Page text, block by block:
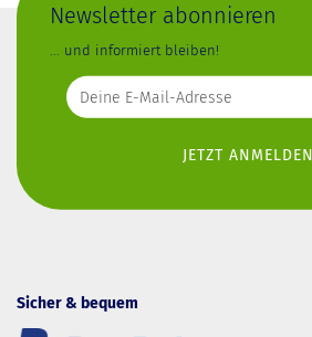
Newsletter abonnieren
... und informiert bleiben!
Sicher & bequem